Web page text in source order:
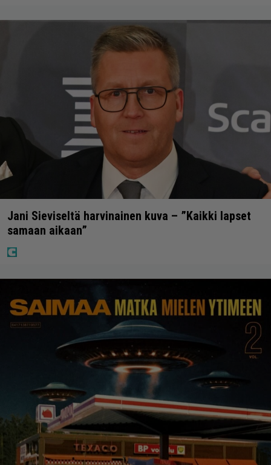
Jani Sieviseltä harvinainen kuva – ”Kaikki lapset
samaan aikaan”